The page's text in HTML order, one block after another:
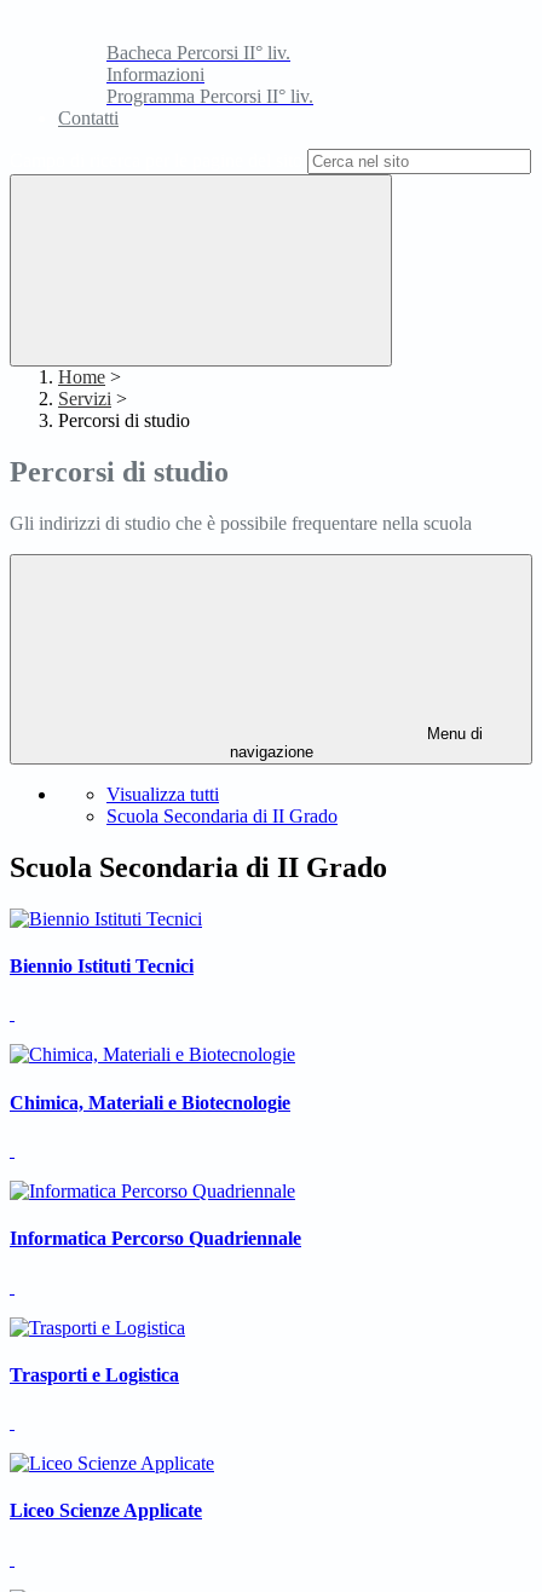
Bacheca Percorsi II° liv.
Informazioni
Programma Percorsi II° liv.
Contatti
Home >
Servizi >
Percorsi di studio
Percorsi di studio
Gli indirizzi di studio che è possibile frequentare nella scuola
Menu di
navigazione
Visualizza tutti
Scuola Secondaria di II Grado
Scuola Secondaria di II Grado
Biennio Istituti Tecnici
Chimica, Materiali e Biotecnologie
Informatica Percorso Quadriennale
Trasporti e Logistica
Liceo Scienze Applicate